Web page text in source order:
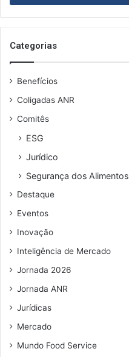
r
a
s
e
n
e
e
e
a
i
Categorias
Benefícios
Coligadas ANR
Comitês
ESG
Jurídico
Segurança dos Alimentos
Destaque
Eventos
Inovação
Inteligência de Mercado
Jornada 2026
Jornada ANR
Jurídicas
Mercado
Mundo Food Service